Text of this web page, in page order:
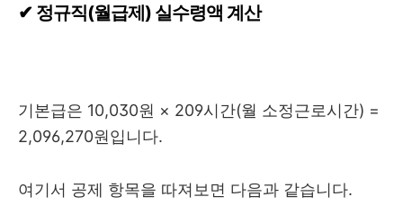
✔ 정규직(월급제) 실수령액 계산
기본급은 10,030원 × 209시간(월 소정근로시간) =
2,096,270원입니다.
여기서 공제 항목을 따져보면 다음과 같습니다.